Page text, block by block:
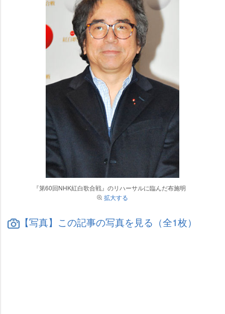
『第60回NHK紅白歌合戦』のリハーサルに臨んだ布施明
拡大する
【写真】この記事の写真を見る（全1枚）